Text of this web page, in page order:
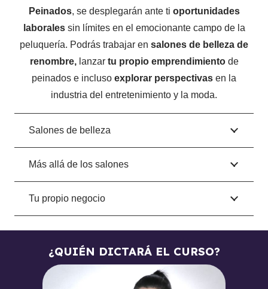
Recomendaciones.
Despedida.
MÓDULO 10 – MATERIAL ADICIONAL (BONOS)
Bono 1: Exfoliante.
Bono 2: Depilación de rostro.
Bono 4: Peinado de novia.
MÓDULO 11 – VIDEO RESPUESTAS
¿Qué materiales son esenciales?
¿Cómo atender al cliente?
Peinados, se desplegarán ante ti oportunidades
laboralessin límites en el emocionante campo de la
peluquería. Podrás trabajar en salones de belleza de
renombre,lanzar tu propio emprendimientode
peinados e incluso explorar perspectivas en la
industria del entretenimiento y la moda.
Salones de belleza
Más allá de los salones
Tu propio negocio
¿QUIÉN DICTARÁ EL CURSO?